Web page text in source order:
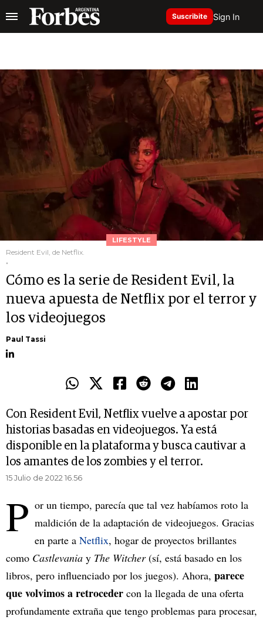
Suscribite Sign In
LIFESTYLE
Resident Evil, de Netflix.
.
Cómo es la serie de Resident Evil, la
nueva apuesta de Netflix por el terror y
los videojuegos
Paul Tassi
Con Resident Evil, Netflix vuelve a apostar por
historias basadas en videojuegos. Ya está
disponible en la plataforma y busca cautivar a
los amantes de los zombies y el terror.
15 Julio de 2022 16.56
P or un tiempo, parecía que tal vez habíamos roto la
maldición de la adaptación de videojuegos. Gracias
en parte a Netflix, hogar de proyectos brillantes
como Castlevania y The Witcher(sí, está basado en los
libros, pero influenciado por los juegos). Ahora, parece
que volvimos a retroceder con la llegada de una oferta
profundamente extraña que tengo problemas para procesar,